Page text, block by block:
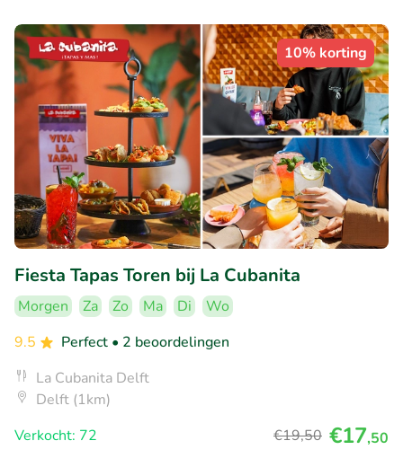
10% korting
Fiesta Tapas Toren bij La Cubanita
Morgen Za Zo Ma Di
Wo
9.5
Perfect • 2 beoordelingen
La Cubanita Delft
Delft (1km)
Verkocht: 72
€19,50 €17,50